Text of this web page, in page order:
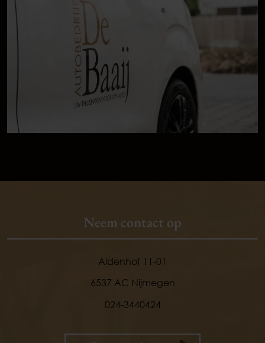
Neem contact op
Aldenhof 11-01
6537 AC Nijmegen
024-3440424